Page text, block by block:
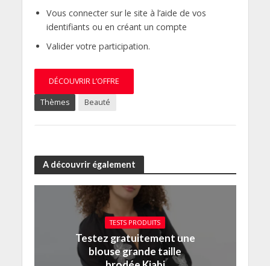
Vous connecter sur le site à l’aide de vos
identifiants ou en créant un compte
Valider votre participation.
DÉCOUVRIR L’OFFRE
Thèmes Beauté
A découvrir également
TESTS PRODUITS
Testez gratuitement une
blouse grande taille